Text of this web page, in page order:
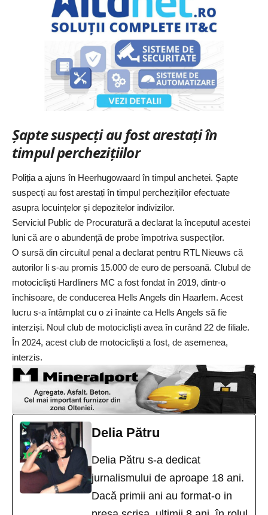
Șapte suspecți au fost arestați în
timpul perchezițiilor
Poliția a ajuns în Heerhugowaard în timpul anchetei. Șapte
suspecți au fost arestați în timpul perchezițiilor efectuate
asupra locuințelor și depozitelor indivizilor.
Serviciul Public de Procuratură a declarat la începutul acestei
luni că are o abundență de probe împotriva suspecților.
O sursă din circuitul penal a declarat pentru RTL Nieuws că
autorilor li s-au promis 15.000 de euro de persoană. Clubul de
motocicliști Hardliners MC a fost fondat în 2019, dintr-o
închisoare, de conducerea Hells Angels din Haarlem. Acest
lucru s-a întâmplat cu o zi înainte ca Hells Angels să fie
interziși. Noul club de motocicliști avea în curând 22 de filiale.
În 2024, acest club de motocicliști a fost, de asemenea,
interzis.
Delia Pătru
Delia Pătru s-a dedicat
jurnalismului de aproape 18 ani.
Dacă primii ani au format-o in